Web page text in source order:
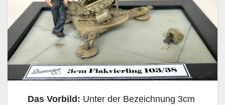
Das Vorbild: Unter der Bezeichnung 3cm